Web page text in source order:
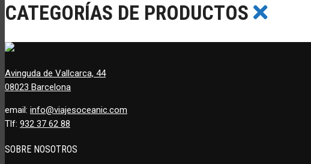
CATEGORÍAS DE PRODUCTOS
Avinguda de Vallcarca, 44
08023 Barcelona
email: info@viajesoceanic.com
Tlf: 932 37 62 88
SOBRE NOSOTROS